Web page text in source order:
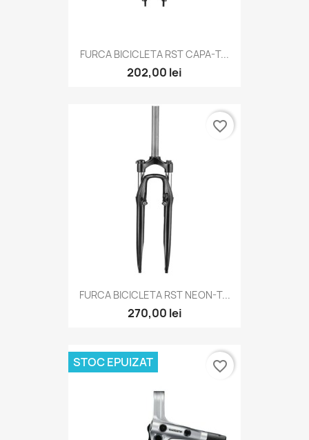
FURCA BICICLETA RST CAPA-T...
202,00 lei
FURCA BICICLETA RST NEON-T...
270,00 lei
favorite_border
STOC EPUIZAT favorite_border